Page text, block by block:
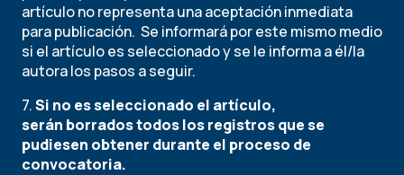
artículo no representa una aceptación inmediata
para publicación. Se informará por este mismo medio
si el artículo es seleccionado y se le informa a él/la
autora los pasos a seguir.
7.Si no es seleccionado el artículo,
serán borrados todos los registros que se
pudiesen obtener durante el proceso de
convocatoria.